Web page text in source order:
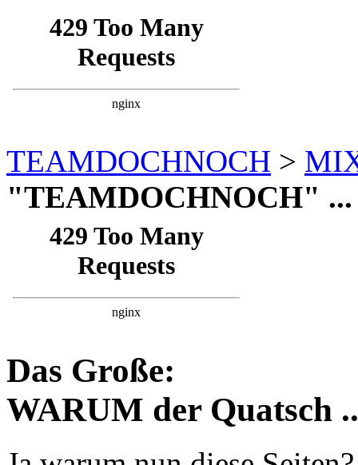
TEAMDOCHNOCH >
"TEAMDOCHNOCH" ...
Das Große:
WARUM der Quatsch